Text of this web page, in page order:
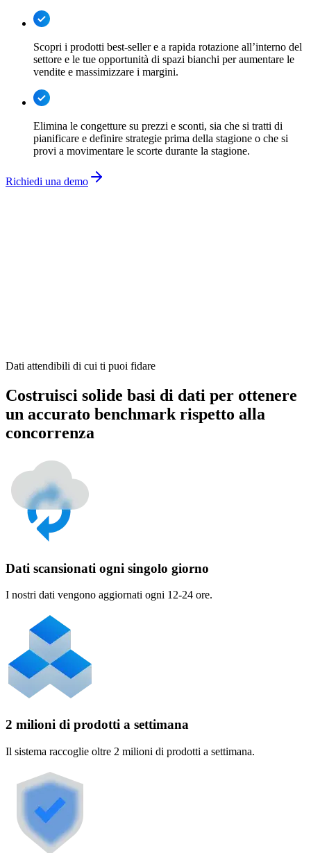
Scopri i prodotti best-seller e a rapida rotazione all’interno del
settore e le tue opportunità di spazi bianchi per aumentare le
vendite e massimizzare i margini.
Elimina le congetture su prezzi e sconti, sia che si tratti di
pianificare e definire strategie prima della stagione o che si
provi a movimentare le scorte durante la stagione.
Richiedi una demo
Dati attendibili di cui ti puoi fidare
Costruisci solide basi di dati per ottenere
un accurato benchmark rispetto alla
concorrenza
Dati scansionati ogni singolo giorno
I nostri dati vengono aggiornati ogni 12-24 ore.
2 milioni di prodotti a settimana
Il sistema raccoglie oltre 2 milioni di prodotti a settimana.